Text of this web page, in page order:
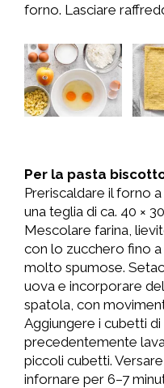
forno. Lasciare
Per la pasta
Preriscaldare il forno
una teglia di ca. 40 ×
Mescolare farina,
con lo zucchero fino
molto spumose.
uova e incorporare
spatola, con
Aggiungere i cubetti di
precedentemente
piccoli cubetti.
infornare per 6–7